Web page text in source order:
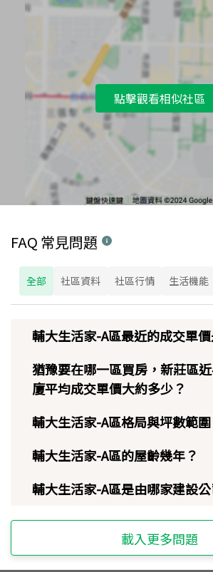
點擊觀看相似社區
FAQ 常見問題
全部 社區資料 社區行情 生活機能
輔大生活家-A區最近的成交單
猶豫要在哪一區買房，新莊區
廈平均成交單價大約多少？
輔大生活家-A區格局與坪數範圍
輔大生活家-A區的屋齡幾年？
輔大生活家-A區是由哪家建設
載入更多問題